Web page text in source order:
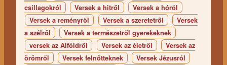
csillagokról
Versek a hitről
Versek a hóról
Versek a reményről
Versek a szeretetről
Versek
a szélről
Versek a természetről gyerekeknek
versek az Alföldről
Versek az életről
Versek az
örömről
Versek felnőtteknek
Versek Jézusról